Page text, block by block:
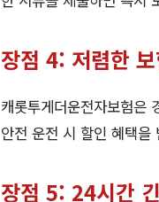
장점 4: 저렴한
캐롯투게더운전자보험은
안전 운전 시 할인 혜택을
장점 5: 24시간